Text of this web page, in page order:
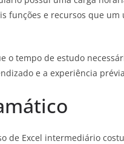
funções e recursos que
o tempo de estudo
e a experiência
de Excel intermediário